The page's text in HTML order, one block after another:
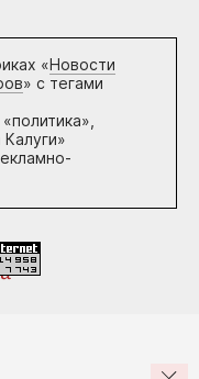
«Новости
» с тегами